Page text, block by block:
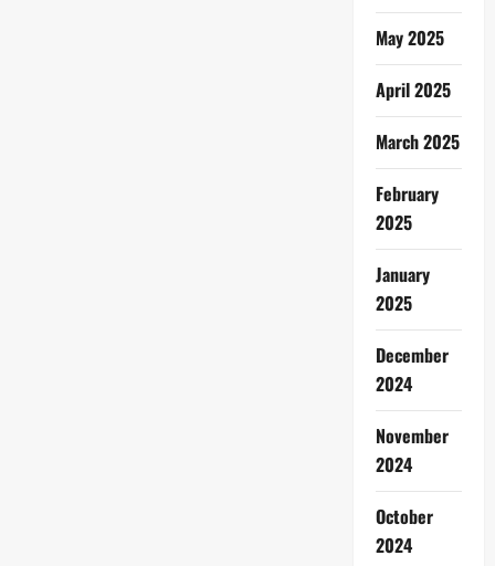
May 2025
April 2025
March 2025
February
2025
January
2025
December
2024
November
2024
October
2024